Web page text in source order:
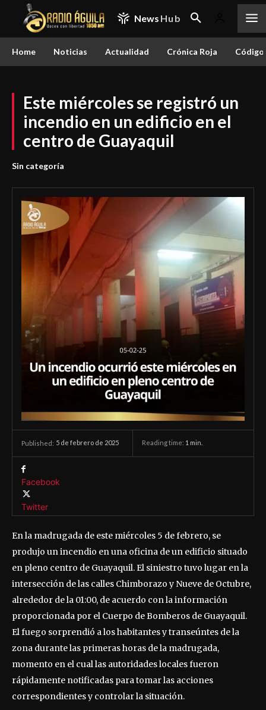
News Hub
Home Noticias Actualidad Crónica Roja
Este miércoles se registró un
incendio en un edificio en el
centro de Guayaquil
Sin categoría
Published: 5 de febrero de 2025 Reading time: 1 min.
Facebook
Twitter
En la madrugada de este miércoles 5 de febrero, se
produjo un incendio en una oficina de un edificio situado
en pleno centro de Guayaquil. El siniestro tuvo lugar en la
intersección de las calles Chimborazo y Nueve de Octubre,
alrededor de la 01:00, de acuerdo con la información
proporcionada por el Cuerpo de Bomberos de Guayaquil.
El fuego sorprendió a los habitantes y transeúntes de la
zona durante las primeras horas de la madrugada,
momento en el cual las autoridades locales fueron
rápidamente notificadas para tomar las acciones
correspondientes y controlar la situación.